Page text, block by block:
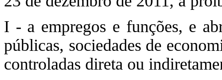
I - a empregos e funções, e
públicas, sociedades de
controladas direta ou